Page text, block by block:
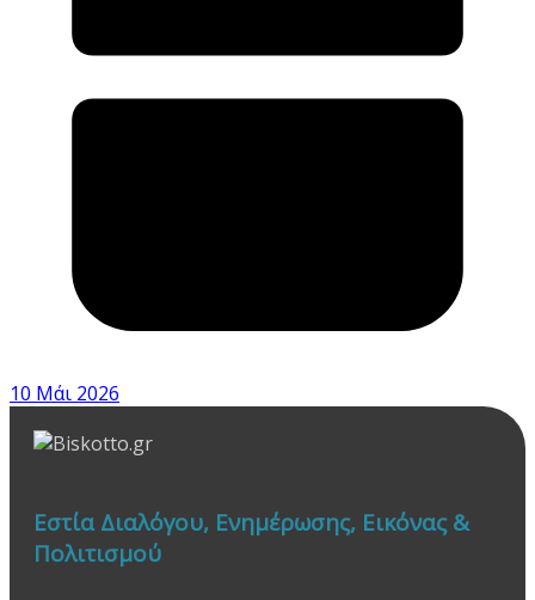
10 Μάι 2026
Εστία Διαλόγου, Ενημέρωσης, Εικόνας &
Πολιτισμού